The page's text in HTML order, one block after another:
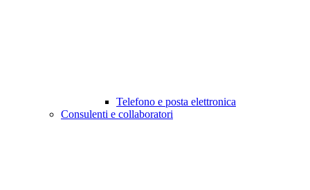
Telefono e posta elettronica
Consulenti e collaboratori